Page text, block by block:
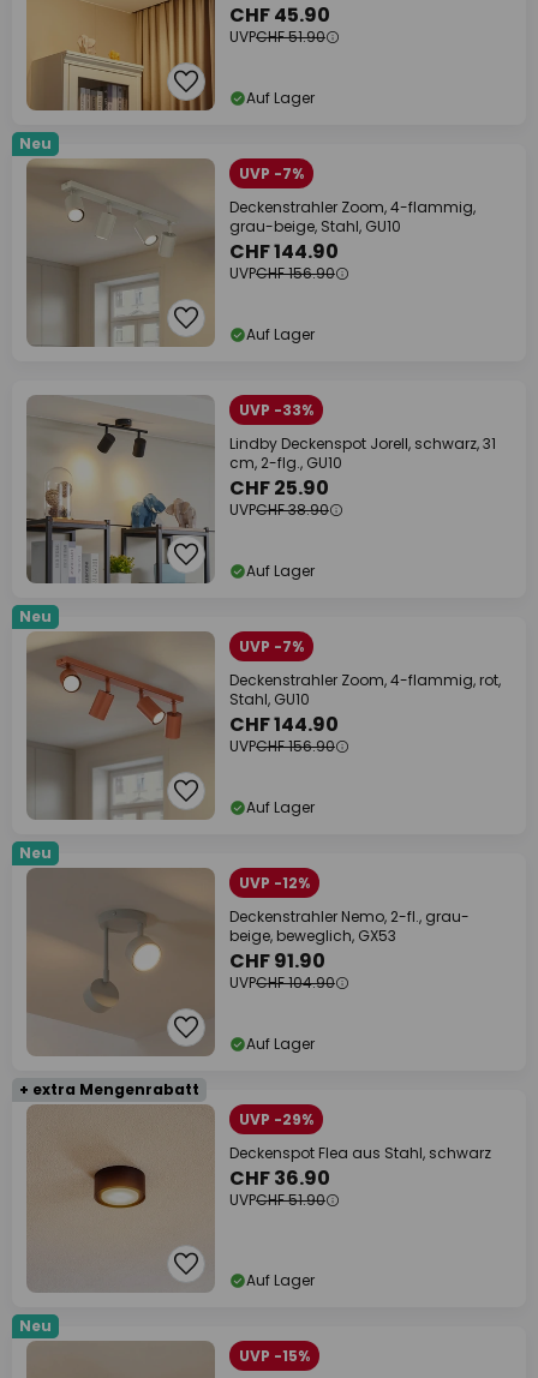
CHF 45.90
UVPCHF 51.90
Auf Lager
Neu
UVP -7%
Deckenstrahler Zoom, 4-flammig,
grau-beige, Stahl, GU10
CHF 144.90
UVPCHF 156.90
Auf Lager
UVP -33%
Lindby Deckenspot Jorell, schwarz, 31
cm, 2-flg., GU10
CHF 25.90
UVPCHF 38.90
Auf Lager
Neu
UVP -7%
Deckenstrahler Zoom, 4-flammig, rot,
Stahl, GU10
CHF 144.90
UVPCHF 156.90
Auf Lager
Neu
UVP -12%
Deckenstrahler Nemo, 2-fl., grau-
beige, beweglich, GX53
CHF 91.90
UVPCHF 104.90
Auf Lager
+ extra Mengenrabatt
UVP -29%
Deckenspot Flea aus Stahl, schwarz
CHF 36.90
UVPCHF 51.90
Auf Lager
Neu
UVP -15%